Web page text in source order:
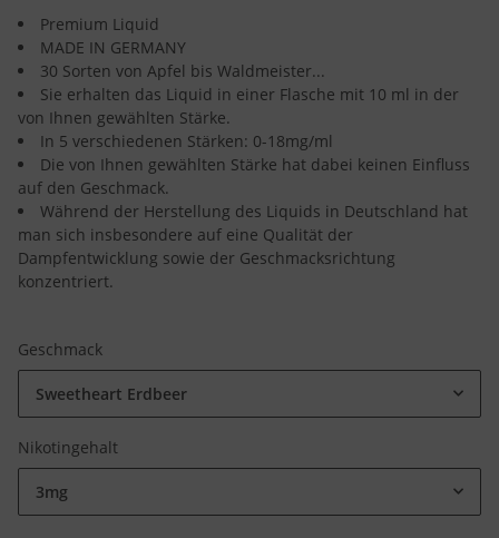
Premium Liquid
MADE IN GERMANY
30 Sorten von Apfel bis Waldmeister...
Sie erhalten das Liquid in einer Flasche mit 10 ml in der
von Ihnen gewählten Stärke.
In 5 verschiedenen Stärken: 0-18mg/ml
Die von Ihnen gewählten Stärke hat dabei keinen Einfluss
auf den Geschmack.
Während der Herstellung des Liquids in Deutschland hat
man sich insbesondere auf eine Qualität der
Dampfentwicklung sowie der Geschmacksrichtung
konzentriert.
Geschmack
Sweetheart Erdbeer
Nikotingehalt
3mg